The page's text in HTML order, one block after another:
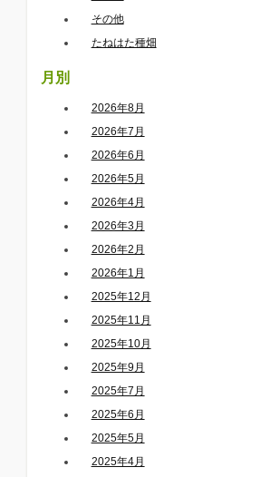
その他
たねはた種畑
月別
2026年8月
2026年7月
2026年6月
2026年5月
2026年4月
2026年3月
2026年2月
2026年1月
2025年12月
2025年11月
2025年10月
2025年9月
2025年7月
2025年6月
2025年5月
2025年4月